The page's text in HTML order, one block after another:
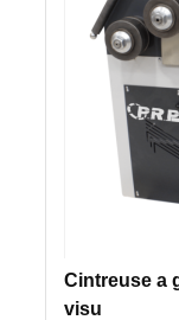
Cintreuse a
visu